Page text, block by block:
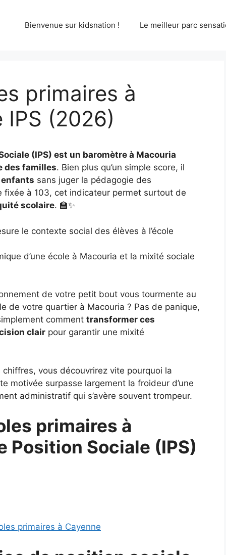
Bienvenue sur kidsnation ! Le meilleur parc
primaires à
IPS (2026)
(IPS) est un baromètre à Macouria
des familles. Bien plus qu’un simple score, il
enfants sans juger la pédagogie des
fixée à 103, cet indicateur permet surtout de
scolaire. 🏫✨
le contexte social des élèves à l’école
d’une école à Macouria et la mixité sociale
de votre petit bout vous tourmente au
de votre quartier à Macouria ? Pas de panique,
comment transformer ces
clair pour garantir une mixité
vous découvrirez vite pourquoi la
motivée surpasse largement la froideur d’une
administratif qui s’avère souvent trompeur.
primaires à
Position Sociale (IPS)
primaires à Cayenne